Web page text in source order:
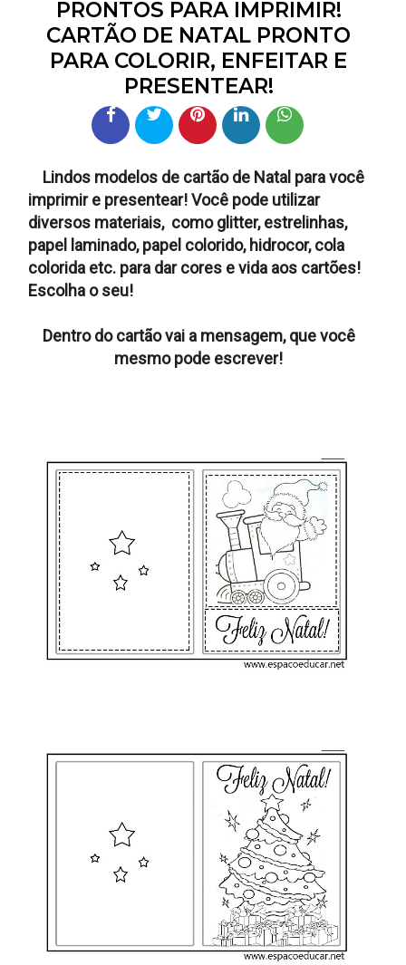
PRONTOS PARA IMPRIMIR!
CARTÃO DE NATAL PRONTO
PARA COLORIR, ENFEITAR E
PRESENTEAR!
Lindos modelos de cartão de Natal para você
imprimir e presentear! Você pode utilizar
diversos materiais, como glitter, estrelinhas,
papel laminado, papel colorido, hidrocor, cola
colorida etc. para dar cores e vida aos cartões!
Escolha o seu!
Dentro do cartão vai a mensagem, que você
mesmo pode escrever!